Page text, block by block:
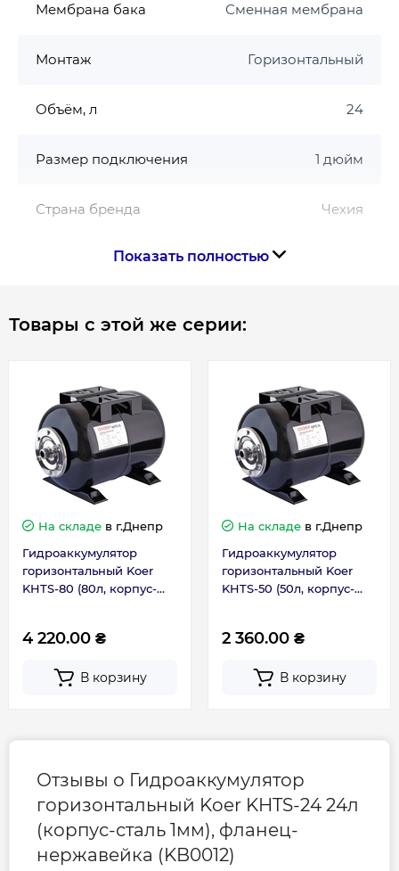
Мембрана бака Сменная мембрана
Монтаж Горизонтальный
Объём, л 24
Размер подключения 1 дюйм
Страна бренда Чехия
Страна производства
Габариты, размеры, вес
Гарантия
Гарантия производителя, мес 24
Контакты сервисного
центра
0-800-301-755; +38 (067)
490-06-55
Показать полностью
Товары с этой же серии:
На складе в г.Днепр
Гидроаккумулятор
горизонтальный Koer
KHTS-80 (80л, корпус-
4 220.00 ₴
В корзину
На складе в г.Днепр
Гидроаккумулятор
горизонтальный Koer
KHTS-50 (50л, корпус-
2 360.00 ₴
В корзину
Отзывы о Гидроаккумулятор
горизонтальный Koer KHTS-24 24л
(корпус-сталь 1мм), фланец-
нержавейка (KB0012)